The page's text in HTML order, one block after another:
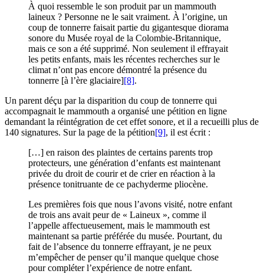
À quoi ressemble le son produit par un mammouth
laineux ? Personne ne le sait vraiment. À l’origine, un
coup de tonnerre faisait partie du gigantesque diorama
sonore du Musée royal de la Colombie-Britannique,
mais ce son a été supprimé. Non seulement il effrayait
les petits enfants, mais les récentes recherches sur le
climat n’ont pas encore démontré la présence du
tonnerre [à l’ère glaciaire][8].
Un parent déçu par la disparition du coup de tonnerre qui
accompagnait le mammouth a organisé une pétition en ligne
demandant la réintégration de cet effet sonore, et il a recueilli plus de
140 signatures. Sur la page de la pétition[9], il est écrit :
[…] en raison des plaintes de certains parents trop
protecteurs, une génération d’enfants est maintenant
privée du droit de courir et de crier en réaction à la
présence tonitruante de ce pachyderme pliocène.
Les premières fois que nous l’avons visité, notre enfant
de trois ans avait peur de « Laineux », comme il
l’appelle affectueusement, mais le mammouth est
maintenant sa partie préférée du musée. Pourtant, du
fait de l’absence du tonnerre effrayant, je ne peux
m’empêcher de penser qu’il manque quelque chose
pour compléter l’expérience de notre enfant.